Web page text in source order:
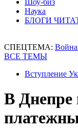
Шоу-биз
Наука
БЛОГИ
СПЕЦТЕМА:
ВСЕ ТЕМЫ
Вступление
В Днепре